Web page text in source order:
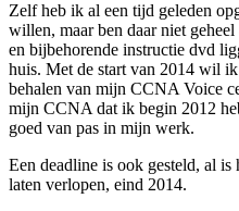
Zelf heb ik al een tijd geleden
willen, maar ben daar niet
en bijbehorende instructie dvd
huis. Met de start van 2014 wil
behalen van mijn CCNA Voice
mijn CCNA dat ik begin 2012
goed van pas in mijn werk.
Een deadline is ook gesteld, al
laten verlopen, eind 2014.